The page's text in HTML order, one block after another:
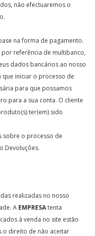
não efectuaremos o
na forma de pagamento.
referência de multibanco,
dados bancários ao nosso
iniciar o processo de
para que possamos
para a sua conta. O cliente
ter(em) sido
sobre o processo de
Devoluções.
realizadas no nosso
A EMPRESAtenta
à venda no site estão
o direito de não aceitar